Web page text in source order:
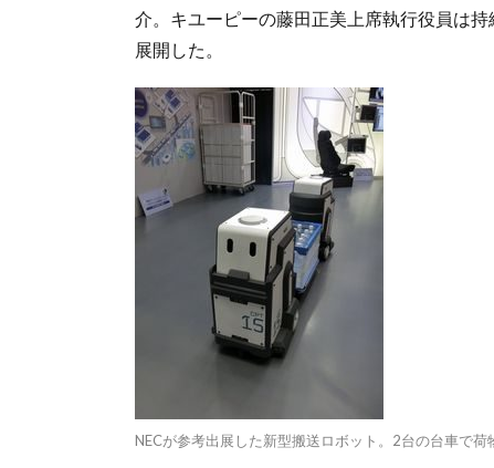
介。キユーピーの藤田正美上席執行役員は
展開した。
NECが参考出展した新型搬送ロボット。2台の台車で